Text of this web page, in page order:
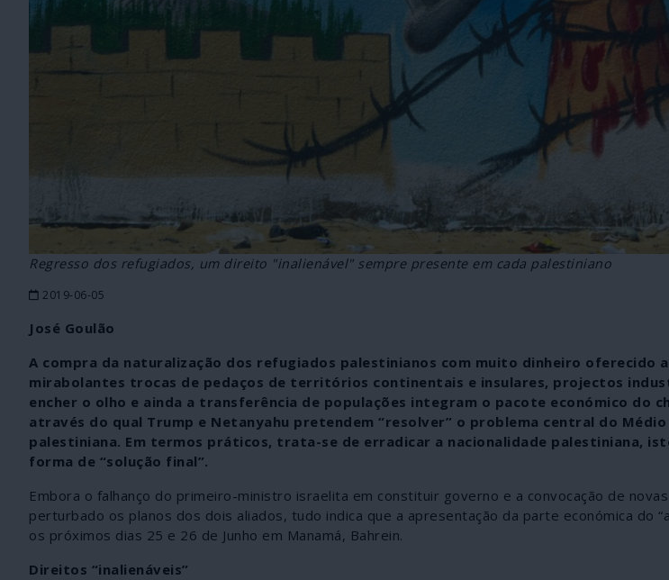
Regresso dos refugiados, um direito "inalienável" sempre presente em cada palestiniano
2019-06-05
José Goulão
A compra da naturalização dos refugiados palestinianos com muito dinheiro oferecido
mirabolantes trocas de pedaços de territórios continentais e insulares, projectos
encher o olho e ainda a transferência de populações integram o pacote económico do
através do qual Trump e Netanyahu pretendem “resolver” o problema central do
palestiniana. Em termos práticos, trata-se de erradicar a nacionalidade palestiniana,
forma de “solução final”.
Embora o falhanço do primeiro-ministro israelita em constituir governo e a convocação de
perturbado os planos dos dois aliados, tudo indica que a apresentação da parte económica do
os próximos dias 25 e 26 de Junho em Manamá, Bahrein.
Direitos “inalienáveis”